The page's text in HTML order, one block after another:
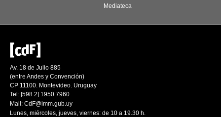
Mediateca
Av. 18 de Julio 885
(entre Andes y Convención)
CP 11100. Montevideo. Uruguay
Tel: [598 2] 1950 7960
Mail: CdF@imm.gub.uy
Lunes, miércoles, jueves, viernes: de 10 a 19.30 h.